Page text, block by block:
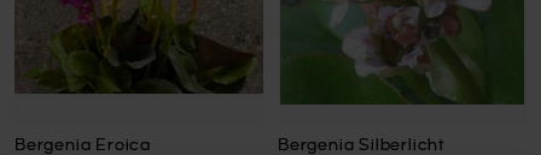
Bergenia Eroica
Bergenia Silberlicht